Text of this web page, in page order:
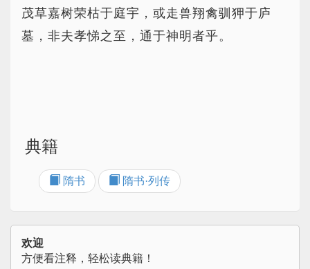
茂草嘉树荣枯于庭宇，或走兽翔禽驯狎于庐
墓，非夫孝悌之至，通于神明者乎。
典籍
隋书 隋书·列传
欢迎
方便看注释，轻松读典籍！